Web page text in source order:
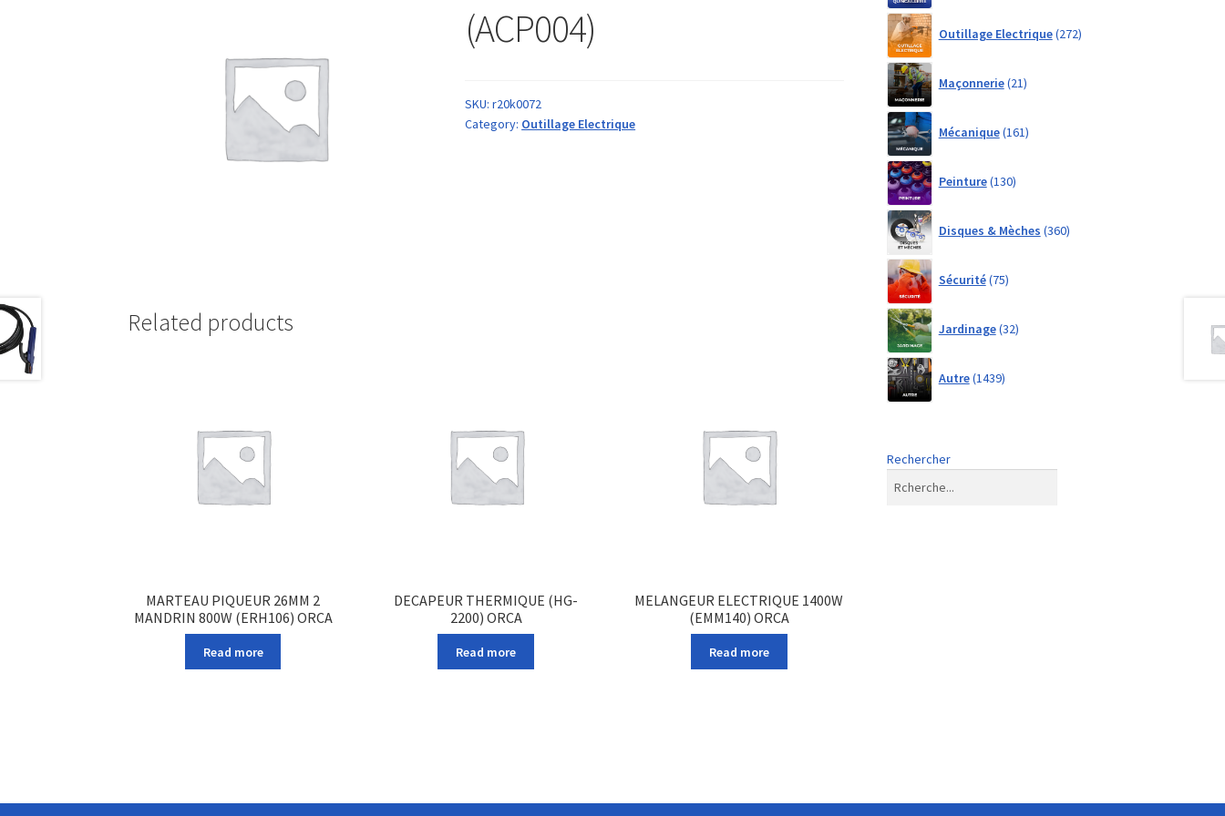
(ACP004)
SKU:r20k0072
Category: Outillage Electrique
Related products
MARTEAU PIQUEUR 26MM 2
MANDRIN 800W (ERH106) ORCA
Read more
DECAPEUR THERMIQUE (HG-
2200) ORCA
Read more
MELANGEUR ELECTRIQUE 1400W
(EMM140) ORCA
Read more
Outillage Electrique 272products
Maçonnerie 21products
Mécanique 161products
Peinture 130products
Disques & Mèches 360products
Sécurité 75products
Jardinage 32products
Autre 1439products
Rechercher